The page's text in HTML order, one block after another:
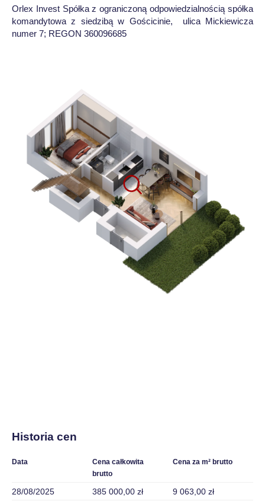
Orlex Invest Spółka z ograniczoną odpowiedzialnością spółka
komandytowa z siedzibą w Gościcinie, ulica Mickiewicza
numer 7; REGON 360096685
Historia cen
Data
Cena całkowita
brutto
Cena za m² brutto
28/08/2025 385 000,00 zł 9 063,00 zł